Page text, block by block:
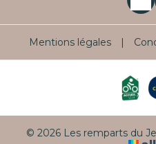
Mentions légales |
© 2026 Les remparts du